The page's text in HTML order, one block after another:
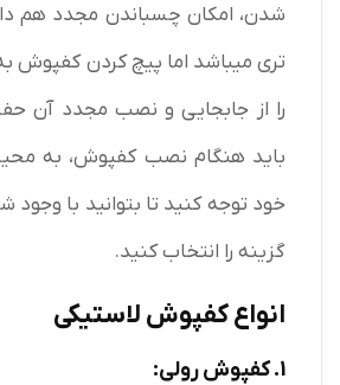
شدن، امکان چسباندن مجدد هم
تری میباشد اما پیچ کردن
را از جابجایی و نصب مجدد آن
باید هنگام نصب کفپوش، به
خود توجه کنید تا بتوانید با وجود
گزینه را انتخاب کنید.
انواع کفپوش لاستیکی
1. کفپوش رولی: